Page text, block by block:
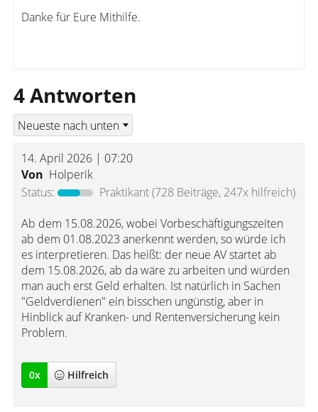
Danke für Eure Mithilfe.
4 Antworten
14. April 2026 | 07:20
Von Holperik
Status:
Praktikant(728 Beiträge, 247x hilfreich)
Ab dem 15.08.2026, wobei Vorbeschäftigungszeiten
ab dem 01.08.2023 anerkennt werden, so würde ich
es interpretieren. Das heißt: der neue AV startet ab
dem 15.08.2026, ab da wäre zu arbeiten und würden
man auch erst Geld erhalten. Ist natürlich in Sachen
"Geldverdienen" ein bisschen ungünstig, aber in
Hinblick auf Kranken- und Rentenversicherung kein
Problem.
0x Hilfreich